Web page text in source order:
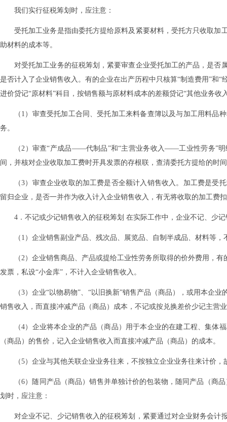
我们实行征税筹划时，应注意：
受托加工业务是指由委托方提给原料及紧要材料，受托方只收取
助材料的成本等。
对受托加工业务的征税筹划，紧要审查企业受托加工的产品，是
是否计入了企业销售收入。有的企业在出产历程中只核算“制造费用”和
进价贷记“原材料”科目，按销售额与原材料成本的差额贷记“其他业务收
（1）审查受托加工合同、受托加工来料备查簿以及与加工用料
务。
（2）审查“产成品——代制品”和“主营业务收入——工业性劳务”
间，并核对企业收取加工费时开具发票的存根联，查清委托方提给的时
（3）审查企业收取的加工费是否全额计入销售收入。加工费是
留归企业，是否一并作为收入计入企业销售收入，有无将收取的加工费
4．不记或少记销售收入的征税筹划 在实际工作中，企业不记、少
（1）企业销售副业产品、残次品、展览品、自制半成品、材料等
（2）企业销售商品、产品或提给工业性劳务所取得的价外费用，
发票，私设“小金库”，不计入企业销售收入。
（3）企业“以物易物”、“以旧换新”销售产品（商品），或用本企
销售收入，而直接冲减产品（商品）成本，不记或按兑换差价少记主营
（4）企业将本企业的产品（商品）用于本企业的在建工程、集
（商品）的售价，记入企业销售收入而直接冲减产品（商品）的成本。
（5）企业与其他关联企业业务往来，不按独立企业业务往来计价
（6）随同产品（商品）销售并单独计价的包装物，随同产品（商
划时，应注意：
对企业不记、少记销售收入的征税筹划，紧要通过对企业财务会